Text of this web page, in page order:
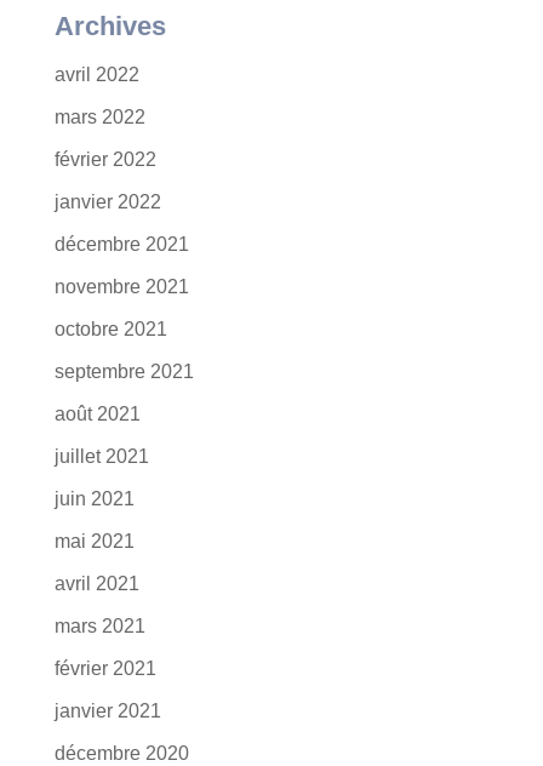
Archives
avril 2022
mars 2022
février 2022
janvier 2022
décembre 2021
novembre 2021
octobre 2021
septembre 2021
août 2021
juillet 2021
juin 2021
mai 2021
avril 2021
mars 2021
février 2021
janvier 2021
décembre 2020